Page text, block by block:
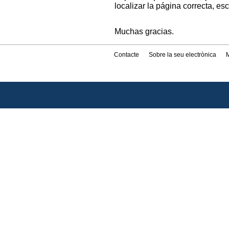
localizar la página correcta,
Muchas gracias.
Contacte Sobre la seu electrònica